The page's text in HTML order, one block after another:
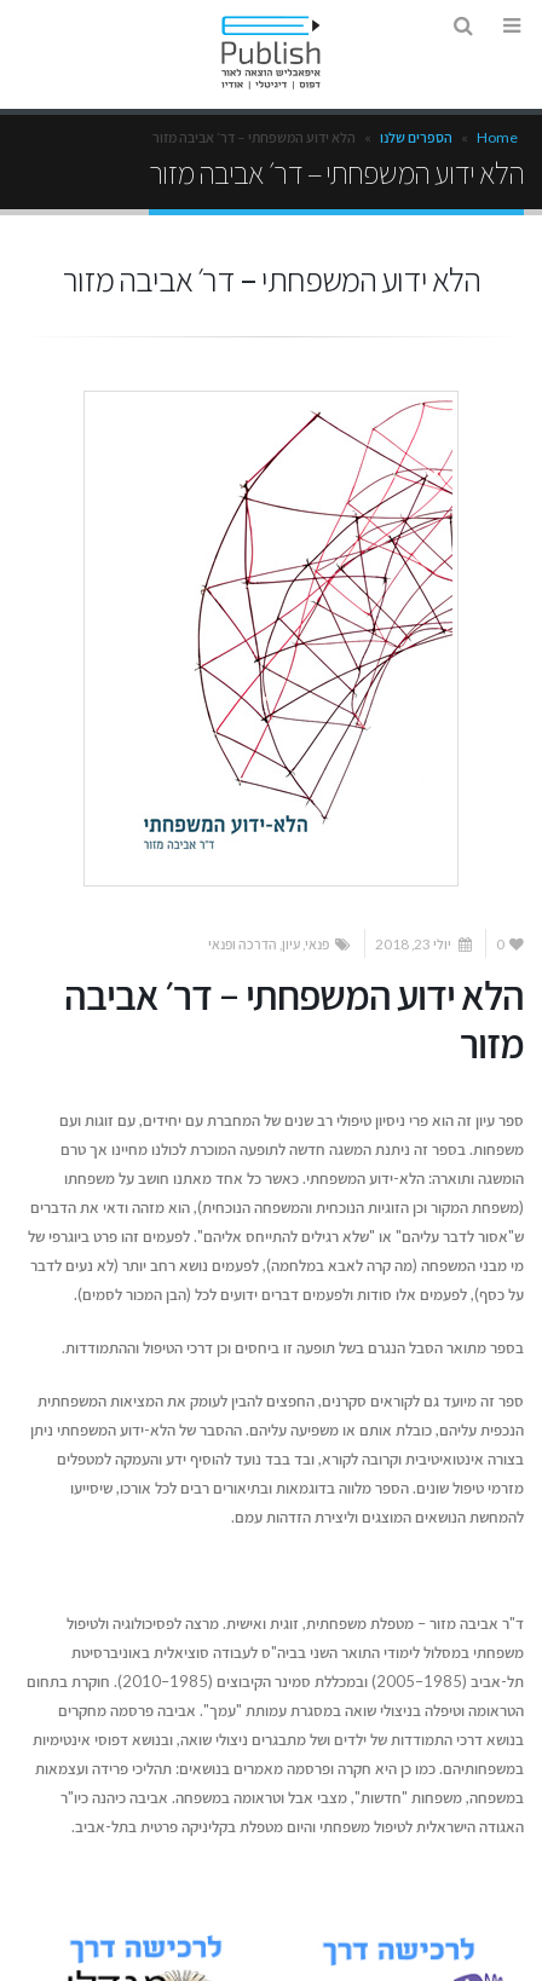
Home
» הספרים שלנו » הלא ידוע המשפחתי – דר׳ אביבה מזור
הלא ידוע המשפחתי – דר׳ אביבה מזור
הלא ידוע המשפחתי – דר׳ אביבה מזור
0 יולי 23, 2018 פנאי ,עיון הדרכה ופנאי
הלא ידוע המשפחתי – דר׳ אביבה
מזור
ספר עיון זה הוא פרי ניסיון טיפולי רב שנים של המחברת עם יחידים, עם זוגות ועם
משפחות. בספר זה ניתנת המשגה חדשה לתופעה המוכרת לכולנו מחיינו אך טרם
הומשגה ותוארה: הלא-ידוע המשפחתי. כאשר כל אחד מאתנו חושב על משפחתו
(משפחת המקור וכן הזוגיות הנוכחית והמשפחה הנוכחית), הוא מזהה ודאי את הדברים
ש"אסור לדבר עליהם" או "שלא רגילים להתייחס אליהם". לפעמים זהו פרט ביוגרפי של
מי מבני המשפחה (מה קרה לאבא במלחמה), לפעמים נושא רחב יותר (לא נעים לדבר
על כסף), לפעמים אלו סודות ולפעמים דברים ידועים לכל (הבן המכור לסמים).
בספר מתואר הסבל הנגרם בשל תופעה זו ביחסים וכן דרכי הטיפול וההתמודדות.
ספר זה מיועד גם לקוראים סקרנים, החפצים להבין לעומק את המציאות המשפחתית
הנכפית עליהם, כובלת אותם או משפיעה עליהם. ההסבר של הלא-ידוע המשפחתי ניתן
בצורה אינטואיטיבית וקרובה לקורא, ובד בבד נועד להוסיף ידע והעמקה למטפלים
מזרמי טיפול שונים. הספר מלווה בדוגמאות ובתיאורים רבים לכל אורכו, שיסייעו
להמחשת הנושאים המוצגים וליצירת הזדהות עמם.
ד"ר אביבה מזור – מטפלת משפחתית, זוגית ואישית. מרצה לפסיכולוגיה ולטיפול
משפחתי במסלול לימודי התואר השני בביה"ס לעבודה סוציאלית באוניברסיטת
תל-אביב (1985–2005) ובמכללת סמינר הקיבוצים (1985–2010). חוקרת בתחום
הטראומה וטיפלה בניצולי שואה במסגרת עמותת "עמך". אביבה פרסמה מחקרים
בנושא דרכי התמודדות של ילדים ושל מתבגרים ניצולי שואה, ובנושא דפוסי אינטימיות
במשפחותיהם. כמו כן היא חקרה ופרסמה מאמרים בנושאים: תהליכי פרידה ועצמאות
במשפחה, משפחות "חדשות", מצבי אבל וטראומה במשפחה. אביבה כיהנה כיו"ר
האגודה הישראלית לטיפול משפחתי והיום מטפלת בקליניקה פרטית בתל-אביב.